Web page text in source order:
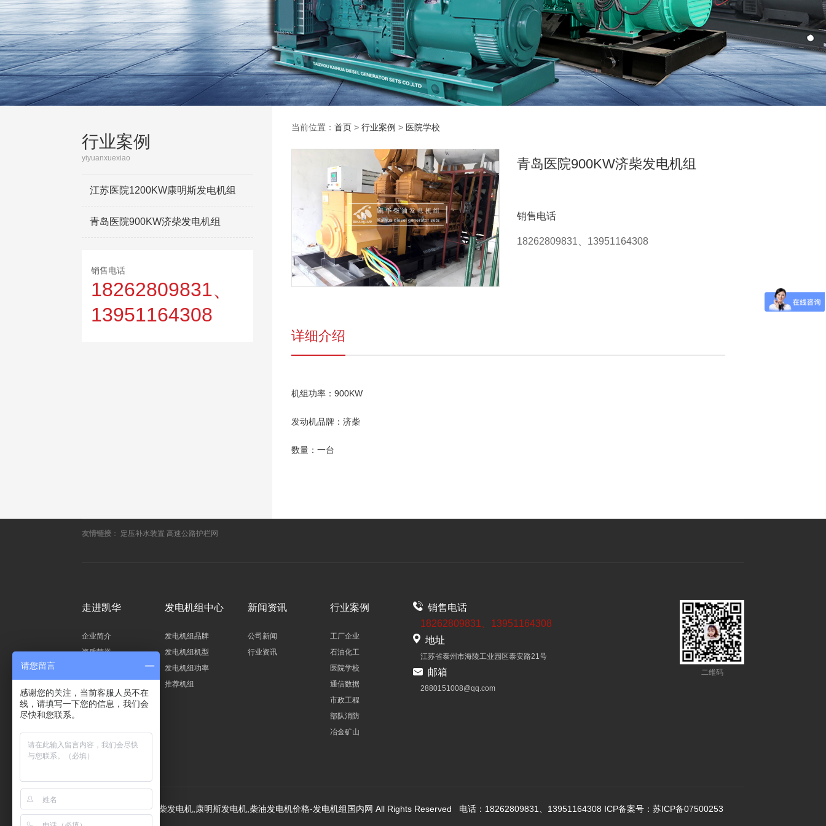
行业案例
yiyuanxuexiao
江苏医院1200KW康明斯发电机组
青岛医院900KW济柴发电机组
销售电话
18262809831、
13951164308
当前位置：首页 >行业案例 > 医院学校
青岛医院900KW济柴发电机组
销售电话
18262809831、13951164308
详细介绍
机组功率：900KW
发动机品牌：济柴
数量：一台
友情链接 ： 定压补水装置 高速公路护栏网
走进凯华
企业简介
资质荣誉
发电机组中心
发电机组品牌
发电机组机型
发电机组功率
推荐机组
新闻资讯
公司新闻
行业资讯
行业案例
工厂企业
石油化工
医院学校
通信数据
市政工程
部队消防
冶金矿山
联系方式
销售电话
18262809831、13951164308
地址
江苏省泰州市海陵工业园区泰安路21号
邮箱
2880151008@qq.com
二维码
Copyright © 2018玉柴发电机,康明斯发电机,柴油发电机价格-发电机组国内网 All Rights Reserved 电话：18262809831、13951164308 ICP备案号：苏ICP备07500253
请您留言
感谢您的关注，当前客服人员不在
线，请填写一下您的信息，我们会
尽快和您联系。